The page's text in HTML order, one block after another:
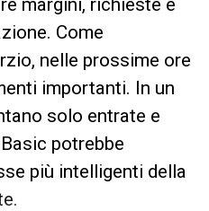
Come
nelle prossime ore
importanti. In un
solo entrate e
potrebbe
più intelligenti della